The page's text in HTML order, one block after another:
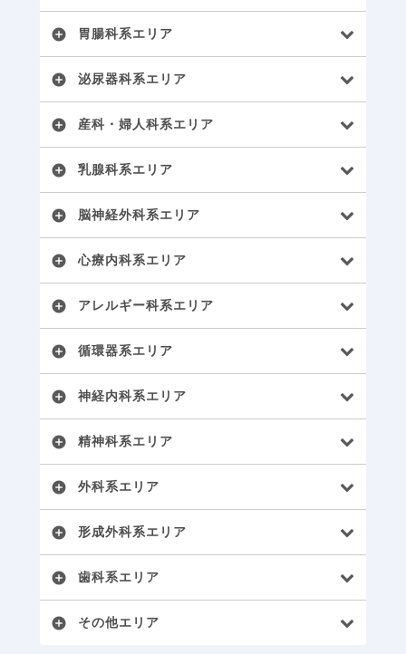
add_circle 胃腸科系エリア
add_circle 泌尿器科系エリア
add_circle 産科・婦人科系エリア
add_circle 乳腺科系エリア
add_circle 脳神経外科系エリア
add_circle 心療内科系エリア
add_circle アレルギー科系エリア
add_circle 循環器系エリア
add_circle 神経内科系エリア
add_circle 精神科系エリア
add_circle 外科系エリア
add_circle 形成外科系エリア
add_circle 歯科系エリア
add_circle その他エリア